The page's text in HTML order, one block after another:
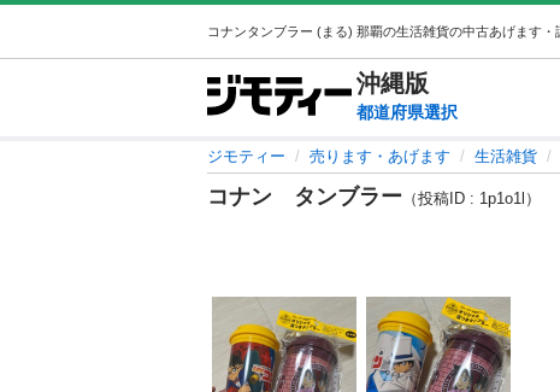
沖縄版
都道府県選択
ジモティー 売ります・あげます 生活雑貨
コナン タンブラー （投稿ID : 1p1o1l）